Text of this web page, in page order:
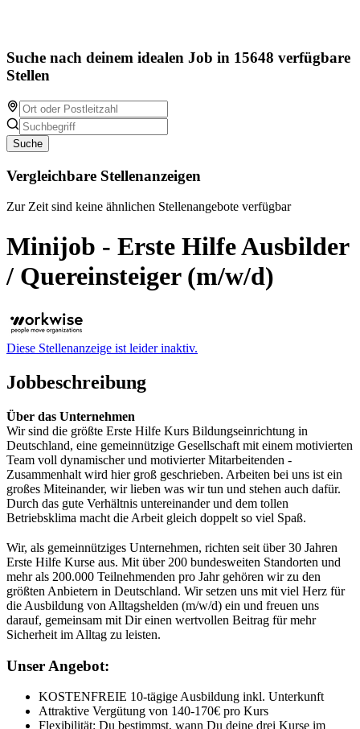
Suche nach deinem idealen Job in 15648 verfügbare
Stellen
Suche
Vergleichbare Stellenanzeigen
Zur Zeit sind keine ähnlichen Stellenangebote verfügbar
Minijob - Erste Hilfe Ausbilder
/ Quereinsteiger (m/w/d)
Diese Stellenanzeige ist leider inaktiv.
Jobbeschreibung
Über das Unternehmen
Wir sind die größte Erste Hilfe Kurs Bildungseinrichtung in
Deutschland, eine gemeinnützige Gesellschaft mit einem motivierten
Team voll dynamischer und motivierter Mitarbeitenden -
Zusammenhalt wird hier groß geschrieben. Arbeiten bei uns ist ein
großes Miteinander, wir lieben was wir tun und stehen auch dafür.
Durch das gute Verhältnis untereinander und dem tollen
Betriebsklima macht die Arbeit gleich doppelt so viel Spaß.
Wir, als gemeinnütziges Unternehmen, richten seit über 30 Jahren
Erste Hilfe Kurse aus. Mit über 200 bundesweiten Standorten und
mehr als 200.000 Teilnehmenden pro Jahr gehören wir zu den
größten Anbietern in Deutschland. Wir setzen uns mit viel Herz für
die Ausbildung von Alltagshelden (m/w/d) ein und freuen uns
darauf, gemeinsam mit Dir einen wertvollen Beitrag für mehr
Sicherheit im Alltag zu leisten.
Unser Angebot:
KOSTENFREIE 10-tägige Ausbildung inkl. Unterkunft
Attraktive Vergütung von 140-170€ pro Kurs
Flexibilität: Du bestimmst, wann Du deine drei Kurse im